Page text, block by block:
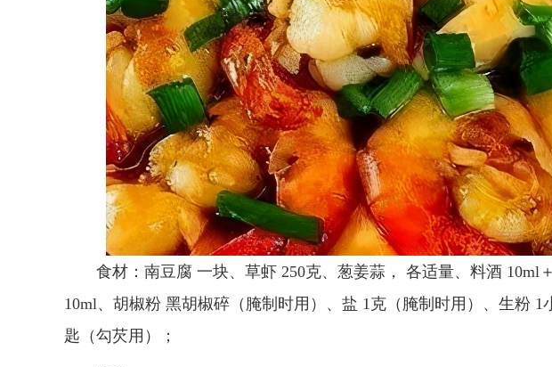
食材：南豆腐 一块、草虾 250克、葱姜蒜， 各适量、料酒 10ml
10ml、胡椒粉 黑胡椒碎（腌制时用）、盐 1克（腌制时用）、生粉 1
匙（勾芡用）；